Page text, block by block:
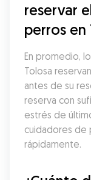
reservar
perros en
En promedio,
Tolosa
antes de su
reserva con
estrés de
cuidadores de
rápidamente.